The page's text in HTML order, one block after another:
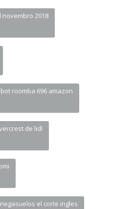
2018
roomba 696 amazon
de lidl
el corte ingles